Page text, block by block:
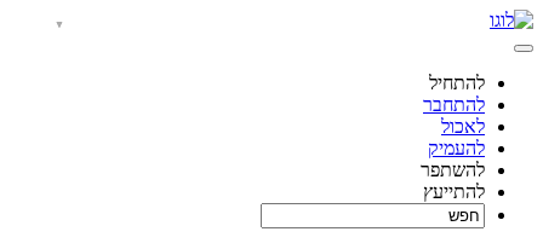
להתחיל
להתחבר
לאכול
להעמיק
להשתפר
להתייעץ